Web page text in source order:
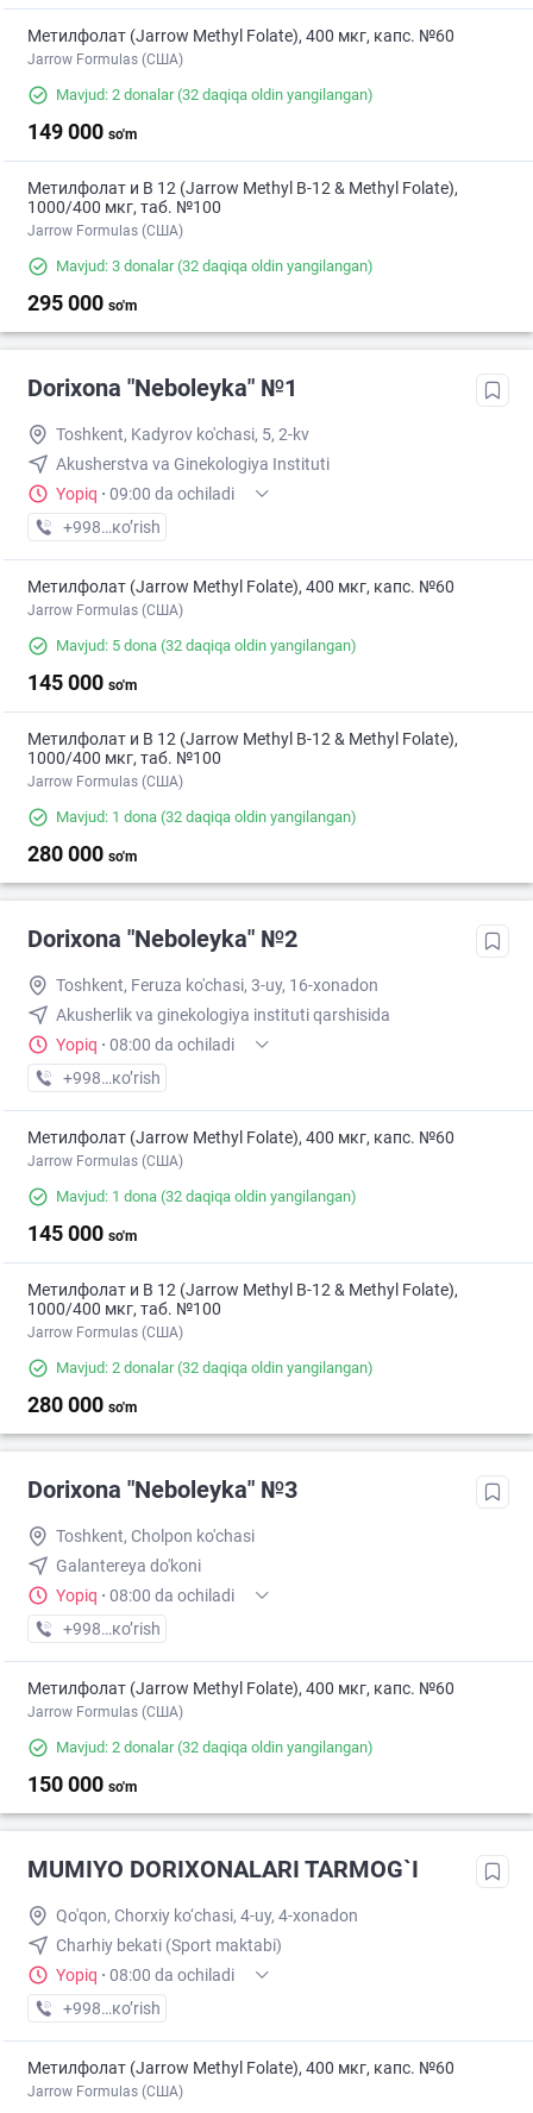
Метилфолат (Jarrow Methyl Folate), 400 мкг, капс. №60
Jarrow Formulas (США)
Mavjud: 2 donalar(32 daqiqa oldin yangilangan)
149 000 so'm
Метилфолат и В 12 (Jarrow Methyl B-12 & Methyl Folate),
1000/400 мкг, таб. №100
Jarrow Formulas (США)
Mavjud: 3 donalar(32 daqiqa oldin yangilangan)
295 000 so'm
Dorixona "Neboleyka" №1
Toshkent, Kadyrov ko'chasi, 5, 2-kv
Akusherstva va Ginekologiya Instituti
Yopiq · 09:00 da ochiladi
+998 (71) XXX-XX-XX
кo’rish
Метилфолат (Jarrow Methyl Folate), 400 мкг, капс. №60
Jarrow Formulas (США)
Mavjud: 5 dona (32 daqiqa oldin yangilangan)
145 000 so'm
Метилфолат и В 12 (Jarrow Methyl B-12 & Methyl Folate),
1000/400 мкг, таб. №100
Jarrow Formulas (США)
Mavjud: 1 dona (32 daqiqa oldin yangilangan)
280 000 so'm
Dorixona "Neboleyka" №2
Toshkent, Feruza ko'chasi, 3-uy, 16-xonadon
Akusherlik va ginekologiya instituti qarshisida
Yopiq · 08:00 da ochiladi
+998 (71) XXX-XX-XX
кo’rish
Метилфолат (Jarrow Methyl Folate), 400 мкг, капс. №60
Jarrow Formulas (США)
Mavjud: 1 dona (32 daqiqa oldin yangilangan)
145 000 so'm
Метилфолат и В 12 (Jarrow Methyl B-12 & Methyl Folate),
1000/400 мкг, таб. №100
Jarrow Formulas (США)
Mavjud: 2 donalar(32 daqiqa oldin yangilangan)
280 000 so'm
Dorixona "Neboleyka" №3
Toshkent, Cholpon ko'chasi
Galantereya do'koni
Yopiq · 08:00 da ochiladi
+998 (71) XXX-XX-XX
кo’rish
Метилфолат (Jarrow Methyl Folate), 400 мкг, капс. №60
Jarrow Formulas (США)
Mavjud: 2 donalar(32 daqiqa oldin yangilangan)
150 000 so'm
MUMIYO DORIXONALARI TARMOG`I
Qo'qon, Chorxiy ko‘chasi, 4-uy, 4-xonadon
Charhiy bekati (Sport maktabi)
Yopiq · 08:00 da ochiladi
+998 (90) XXX-XX-XX
кo’rish
Метилфолат (Jarrow Methyl Folate), 400 мкг, капс. №60
Jarrow Formulas (США)